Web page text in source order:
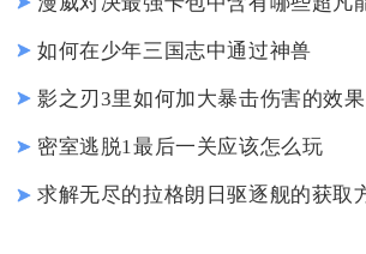
如何在少年三国志中通过神兽
影之刃3里如何加大暴击伤害的效果
密室逃脱1最后一关应该怎么玩
求解无尽的拉格朗日驱逐舰的获取